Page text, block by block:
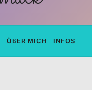
ÜBER MICH INFOS